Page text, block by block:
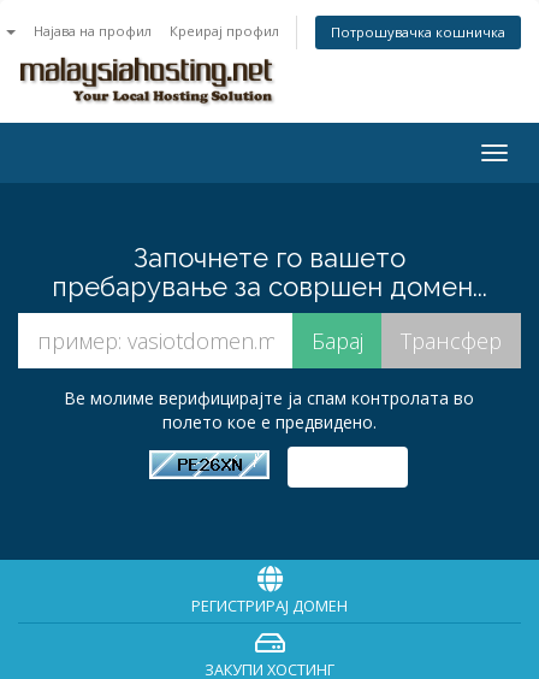
Најава на профил Креирај профил Потрошувачка кошничка
Започнете го вашето
пребарување за совршен домен...
Ве молиме верифицирајте ја спам контролата во
полето кое е предвидено.
РЕГИСТРИРАЈ ДОМЕН
ЗАКУПИ ХОСТИНГ